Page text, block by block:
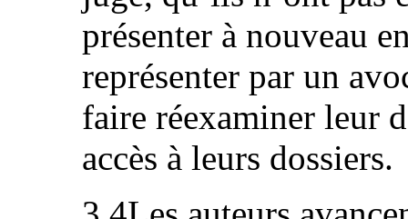
présenter à nouveau
représenter par un
faire réexaminer leur
accès à leurs dossiers.